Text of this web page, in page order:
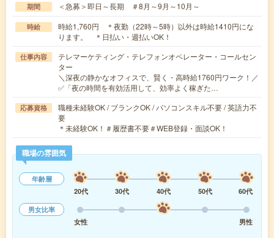
期間 ＜急募＞即日～長期 ＃8月～9月～10月～
時給
時給1,760円 ＊夜勤（22時～5時）以外は時給1410円にな
ります。 ＊日払い・週払いOK！
仕事内容
テレマーケティング・テレフォンオペレーター・コールセン
ター
＼深夜の静かなオフィスで、賢く・高時給1760円ワーク！／
✅「夜の時間を有効活用して、効率よく稼ぎた…
応募資格
職種未経験OK / ブランクOK / パソコンスキル不要 / 英語力不
要
＊未経験OK！＃履歴書不要＃WEB登録・面談OK！
職場の雰囲気
年齢層
20代
30代 40代 50代
60代
男女比率
女性
男性